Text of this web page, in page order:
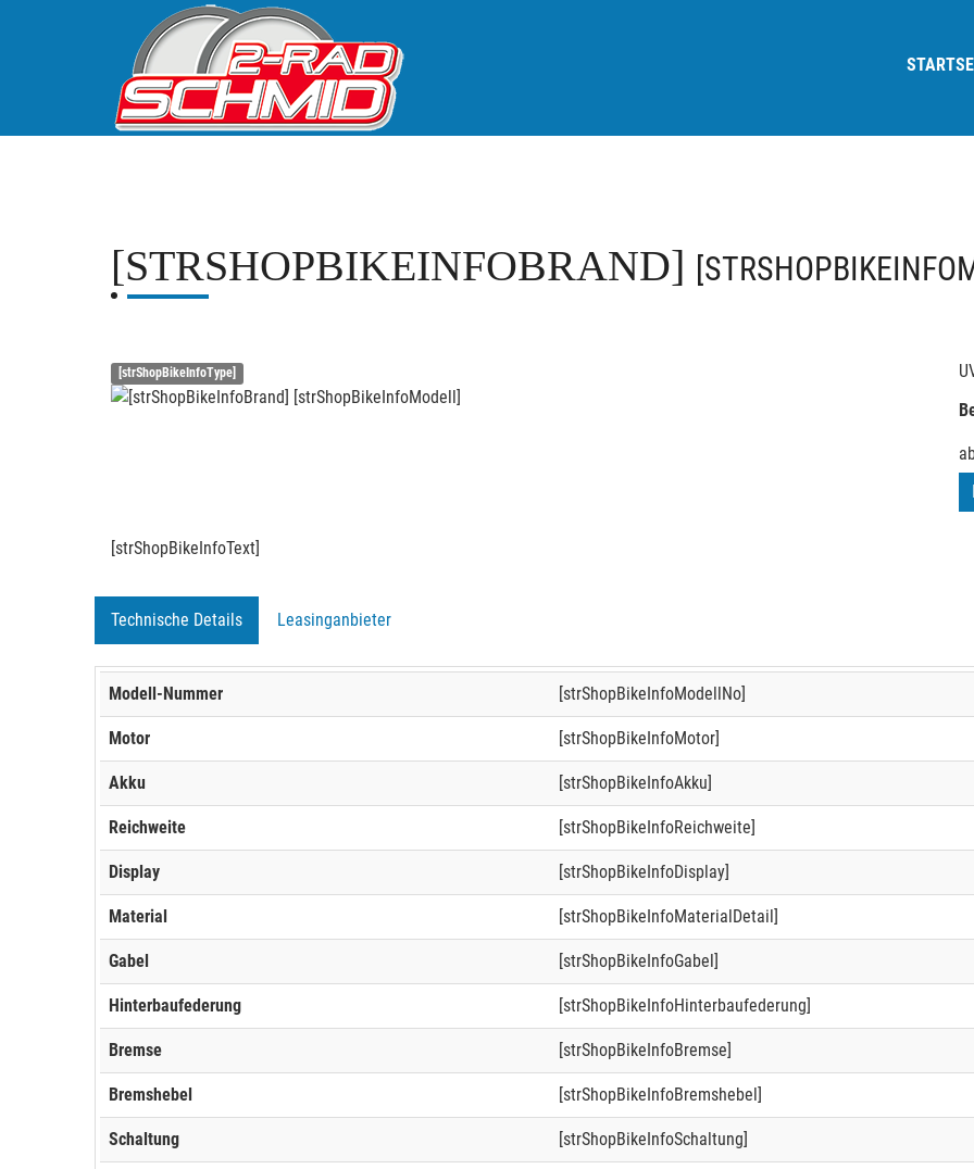
[STRSHOPBIKEINFOBRAND]
[strShopBikeInfoType]
[strShopBikeInfoText]
Technische Details Leasinganbieter
Modell-Nummer [strShopBikeInfoModellNo]
Motor [strShopBikeInfoMotor]
Akku [strShopBikeInfoAkku]
Reichweite [strShopBikeInfoReichweite]
Display [strShopBikeInfoDisplay]
Material [strShopBikeInfoMaterialDetail]
Gabel [strShopBikeInfoGabel]
Hinterbaufederung [strShopBikeInfoHinterbaufederung]
Bremse [strShopBikeInfoBremse]
Bremshebel [strShopBikeInfoBremshebel]
Schaltung [strShopBikeInfoSchaltung]